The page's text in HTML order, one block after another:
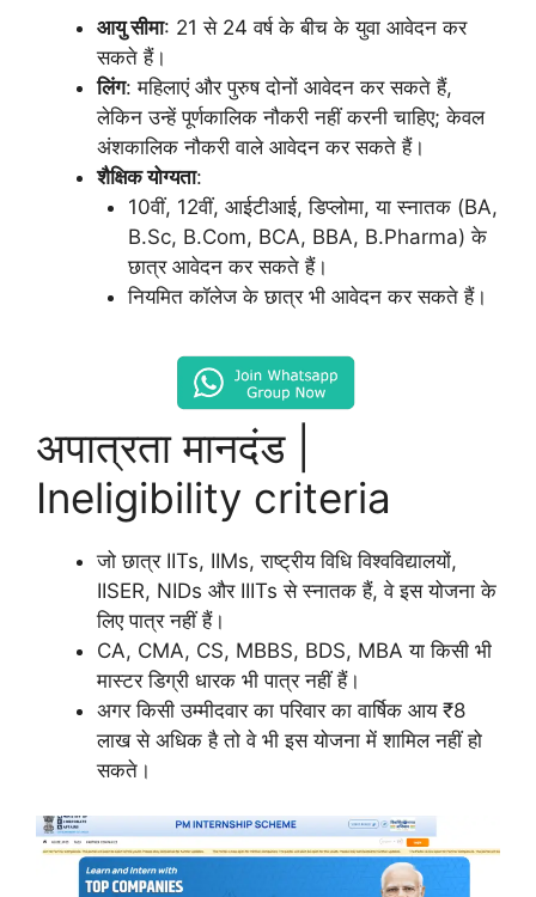
आयु सीमा: 21 से 24 वर्ष के बीच के युवा आवेदन कर
सकते हैं।
लिंग: महिलाएं और पुरुष दोनों आवेदन कर सकते हैं,
लेकिन उन्हें पूर्णकालिक नौकरी नहीं करनी चाहिए; केवल
अंशकालिक नौकरी वाले आवेदन कर सकते हैं।
शैक्षिक योग्यता:
10वीं, 12वीं, आईटीआई, डिप्लोमा, या स्नातक (BA,
B.Sc, B.Com, BCA, BBA, B.Pharma) के
छात्र आवेदन कर सकते हैं।
नियमित कॉलेज के छात्र भी आवेदन कर सकते हैं।
अपात्रता मानदंड |
Ineligibility criteria
जो छात्र IITs, IIMs, राष्ट्रीय विधि विश्वविद्यालयों,
IISER, NIDs और IIITs से स्नातक हैं, वे इस योजना के
लिए पात्र नहीं हैं।
CA, CMA, CS, MBBS, BDS, MBA या किसी भी
मास्टर डिग्री धारक भी पात्र नहीं हैं।
अगर किसी उम्मीदवार का परिवार का वार्षिक आय ₹8
लाख से अधिक है तो वे भी इस योजना में शामिल नहीं हो
सकते।